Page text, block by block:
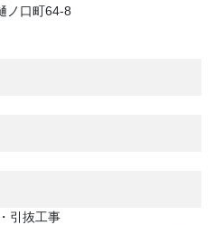
ノ口町64-8
引抜工事